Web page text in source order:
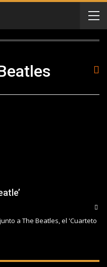
a The Beatles, el 'Cuarteto